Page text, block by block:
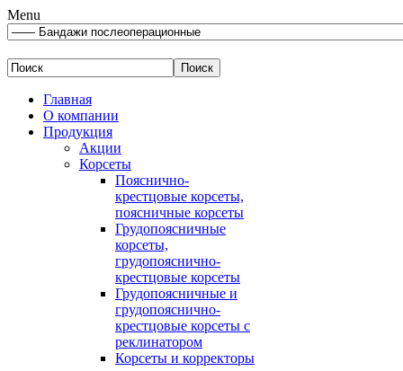
Menu
Главная
О компании
Продукция
Акции
Корсеты
Пояснично-
крестцовые корсеты,
поясничные корсеты
Грудопоясничные
корсеты,
грудопояснично-
крестцовые корсеты
Грудопоясничные и
грудопояснично-
крестцовые корсеты с
реклинатором
Корсеты и корректоры